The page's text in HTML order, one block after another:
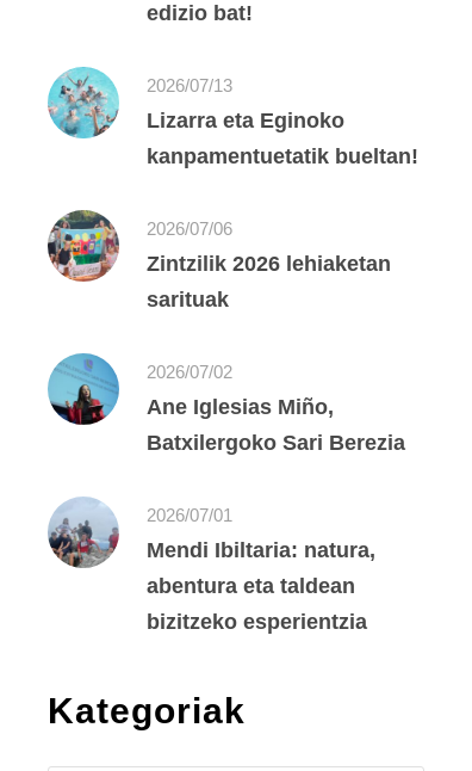
edizio bat!
2026/07/13
Lizarra eta Eginoko
kanpamentuetatik bueltan!
2026/07/06
Zintzilik 2026 lehiaketan
sarituak
2026/07/02
Ane Iglesias Miño,
Batxilergoko Sari Berezia
2026/07/01
Mendi Ibiltaria: natura,
abentura eta taldean
bizitzeko esperientzia
Kategoriak